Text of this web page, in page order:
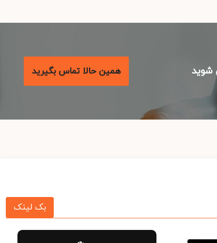
همین حالا تماس بگیرید
بک لینک